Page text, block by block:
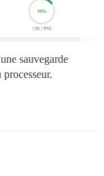
sauvegarde